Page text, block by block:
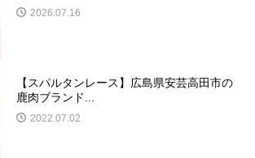
2026.07.16
​【スパルタンレース】広島県安芸高田市の
鹿肉ブランド...
2022.07.02